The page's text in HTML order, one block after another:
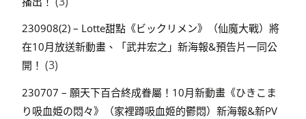
230908(2) – Lotte甜點《ビックリメン》（仙魔大戰）將
在10月放送新動畫、「武井宏之」新海報&預告片一同公
開！ (3)
230707 – 願天下百合終成眷屬！10月新動畫《ひきこま
り吸血姫の悶々》（家裡蹲吸血姬的鬱悶）新海報&新PV